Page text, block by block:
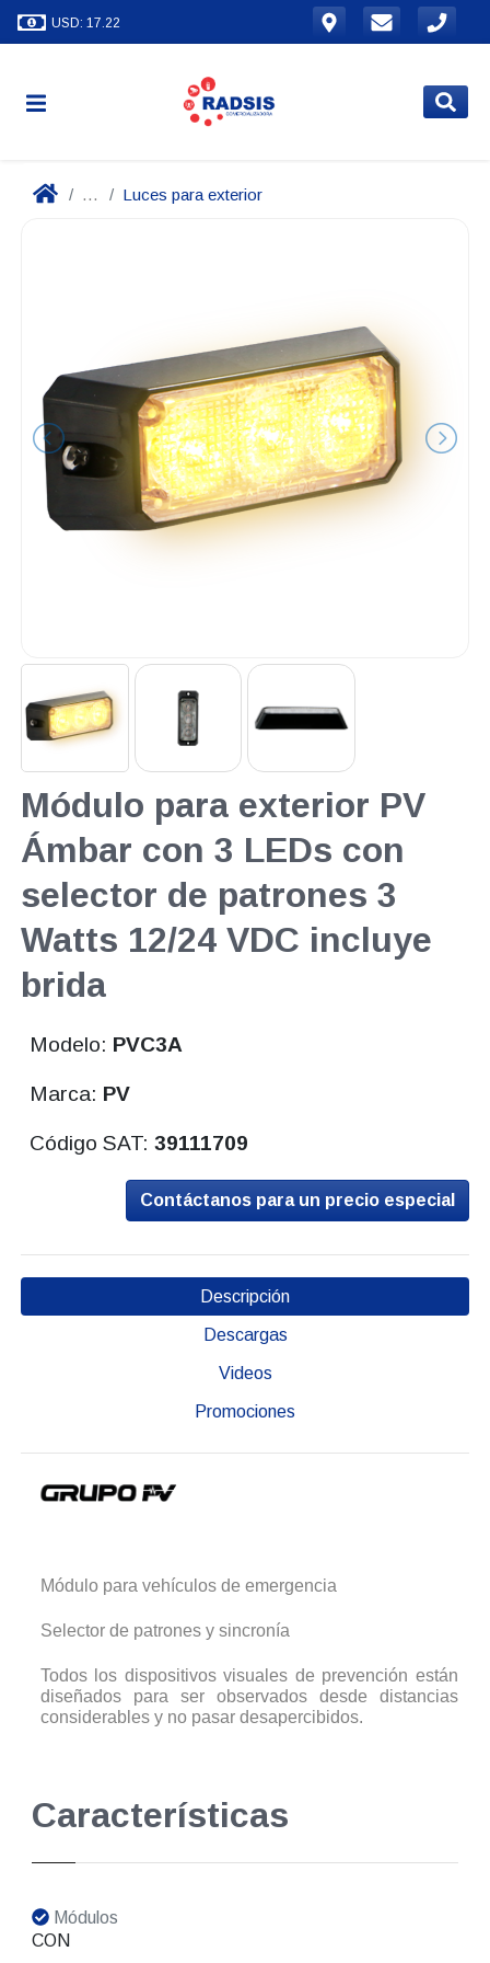
USD: 17.22
... Luces para exterior
Módulo para exterior PV
Ámbar con 3 LEDs con
selector de patrones 3
Watts 12/24 VDC incluye
brida
Modelo: PVC3A
Marca: PV
Código SAT:39111709
Contáctanos para un precio especial
Descripción
Descargas
Videos
Promociones
Módulo para vehículos de emergencia
Selector de patrones y sincronía
Todos los dispositivos visuales de prevención están
diseñados para ser observados desde distancias
considerables y no pasar desapercibidos.
Características
Módulos
CON